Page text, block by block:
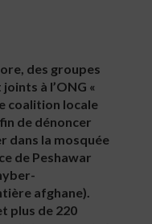
des groupes
à l’ONG «
coalition locale
de dénoncer
dans la mosquée
de Peshawar
afghane).
plus de 220